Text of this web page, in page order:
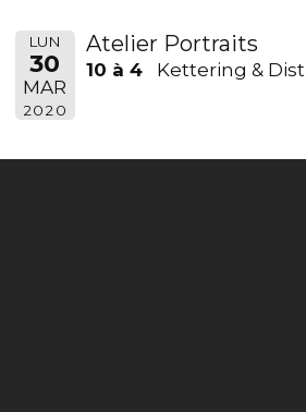
LUN
30
MAR
2020
Atelier Portraits
10 à 4 Kettering &